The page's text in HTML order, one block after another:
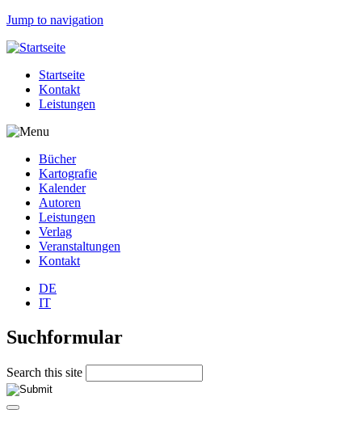
Jump to navigation
Startseite
Kontakt
Leistungen
Bücher
Kartografie
Kalender
Autoren
Leistungen
Verlag
Veranstaltungen
Kontakt
DE
IT
Suchformular
Search this site